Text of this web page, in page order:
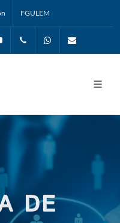
FGULEM
Youtube +34987291651
Whatsapp
DE